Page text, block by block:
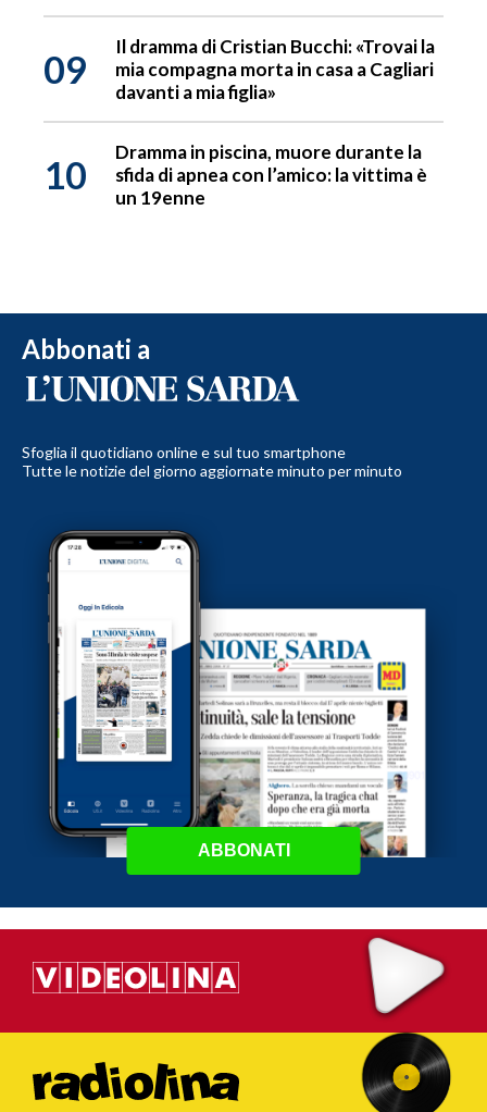
09
Il dramma di Cristian Bucchi: «Trovai la
mia compagna morta in casa a Cagliari
davanti a mia figlia»
10
Dramma in piscina, muore durante la
sfida di apnea con l’amico: la vittima è
un 19enne
Abbonati a
Sfoglia il quotidiano online e sul tuo smartphone
Tutte le notizie del giorno aggiornate minuto per minuto
ABBONATI